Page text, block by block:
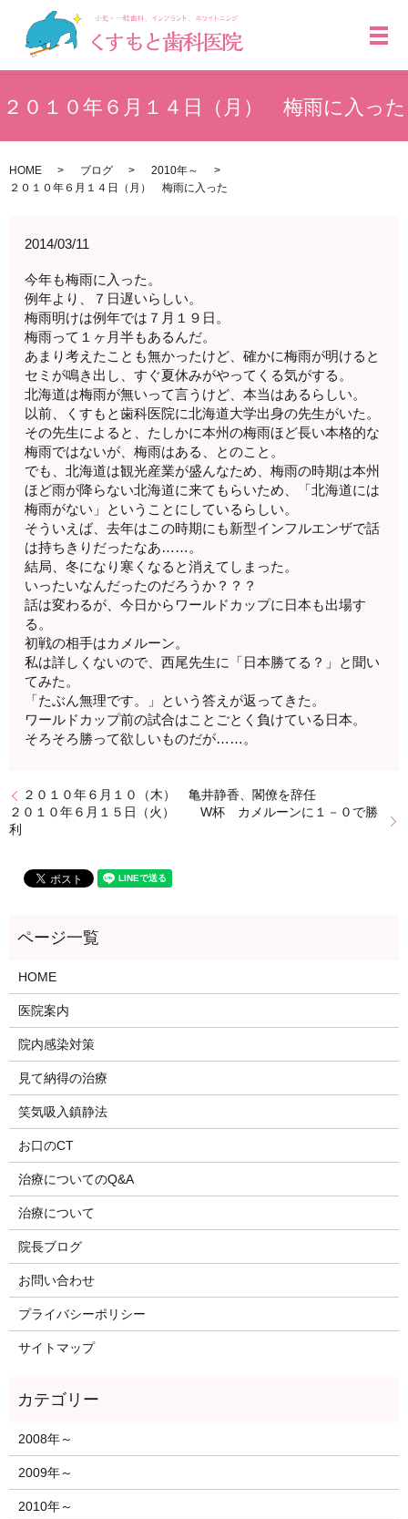
メ
２０１０年６月１４日（月） 梅雨に入った
HOME ブログ
2010年～
２０１０年６月１４日（月） 梅雨に入った
2014/03/11
今年も梅雨に入った。
例年より、７日遅いらしい。
梅雨明けは例年では７月１９日。
梅雨って１ヶ月半もあるんだ。
あまり考えたことも無かったけど、確かに梅雨が明けると
セミが鳴き出し、すぐ夏休みがやってくる気がする。
北海道は梅雨が無いって言うけど、本当はあるらしい。
以前、くすもと歯科医院に北海道大学出身の先生がいた。
その先生によると、たしかに本州の梅雨ほど長い本格的な
梅雨ではないが、梅雨はある、とのこと。
でも、北海道は観光産業が盛んなため、梅雨の時期は本州
ほど雨が降らない北海道に来てもらいため、「北海道には
梅雨がない」ということにしているらしい。
そういえば、去年はこの時期にも新型インフルエンザで話
は持ちきりだったなあ……。
結局、冬になり寒くなると消えてしまった。
いったいなんだったのだろうか？？？
話は変わるが、今日からワールドカップに日本も出場す
る。
初戦の相手はカメルーン。
私は詳しくないので、西尾先生に「日本勝てる？」と聞い
てみた。
「たぶん無理です。」という答えが返ってきた。
ワールドカップ前の試合はことごとく負けている日本。
そろそろ勝って欲しいものだが……。
２０１０年６月１０（木） 亀井静香、閣僚を辞任
２０１０年６月１５日（火） W杯 カメルーンに１－０で勝
利
HOME
医院案内
院内感染対策
見て納得の治療
笑気吸入鎮静法
お口のCT
治療についてのQ&A
治療について
院長ブログ
お問い合わせ
プライバシーポリシー
サイトマップ
2008年～
2009年～
2010年～